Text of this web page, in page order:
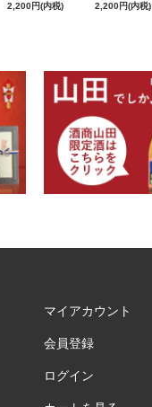
2,200円(内税)
2,200円(内税)
マイアカウント
会員登録
ログイン